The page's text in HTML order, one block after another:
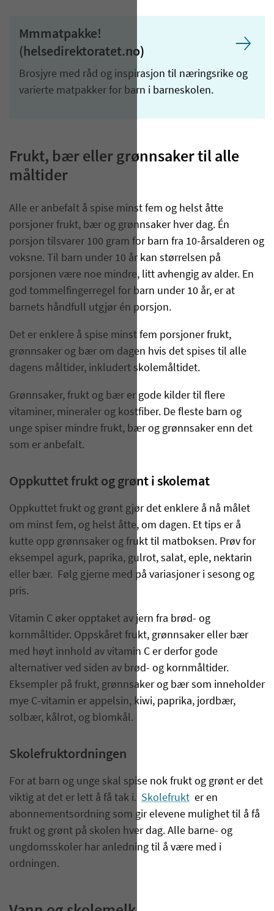
Mmmatpakke!
(helsedirektoratet.no)
Brosjyre med råd og inspirasjon til næringsrike og
varierte matpakker for barn i barneskolen.
Frukt, bær eller grønnsaker til alle
måltider
Alle er anbefalt å spise minst fem og helst åtte
porsjoner frukt, bær og grønnsaker hver dag. Én
porsjon tilsvarer 100 gram for barn fra 10-årsalderen og
voksne. Til barn under 10 år kan størrelsen på
porsjonen være noe mindre, litt avhengig av alder. En
god tommelfingerregel for barn under 10 år, er at
barnets håndfull utgjør én porsjon.
Det er enklere å spise minst fem porsjoner frukt,
grønnsaker og bær om dagen hvis det spises til alle
dagens måltider, inkludert skolemåltidet.
Grønnsaker, frukt og bær er gode kilder til flere
vitaminer, mineraler og kostfiber. De fleste barn og
unge spiser mindre frukt, bær og grønnsaker enn det
som er anbefalt.
Oppkuttet frukt og grønt i skolemat
Oppkuttet frukt og grønt gjør det enklere å nå målet
om minst fem, og helst åtte, om dagen. Et tips er å
kutte opp grønnsaker og frukt til matboksen. Prøv for
eksempel agurk, paprika, gulrot, salat, eple, nektarin
eller bær. Følg gjerne med på variasjoner i sesong og
pris.
Vitamin C øker opptaket av jern fra brød- og
kornmåltider. Oppskåret frukt, grønnsaker eller bær
med høyt innhold av vitamin C er derfor gode
alternativer ved siden av brød- og kornmåltider.
Eksempler på frukt, grønnsaker og bær som inneholder
mye C-vitamin er appelsin, kiwi, paprika, jordbær,
solbær, kålrot, og blomkål.
Skolefruktordningen
For at barn og unge skal spise nok frukt og grønt er det
viktig at det er lett å få tak i. Skolefrukt er en
abonnementsordning som gir elevene mulighet til å få
frukt og grønt på skolen hver dag. Alle barne- og
ungdomsskoler har anledning til å være med i
ordningen.